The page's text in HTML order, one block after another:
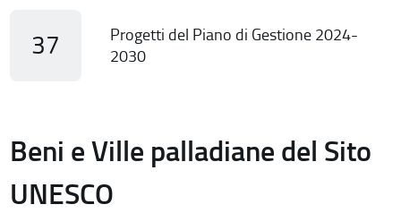
37
Progetti del Piano di Gestione 2024-
2030
Beni e Ville palladiane del Sito
UNESCO